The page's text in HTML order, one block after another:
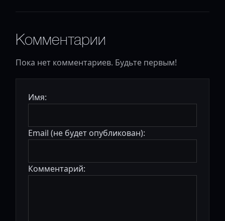
Комментарии
Пока нет комментариев. Будьте первым!
Имя:
Email (не будет опубликован):
Комментарий: